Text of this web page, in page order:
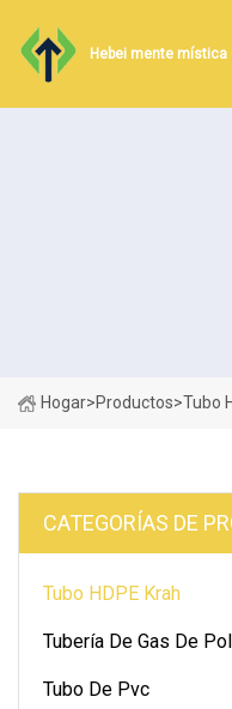
Hebei mente mística
Hogar>Productos>Tubo
CATEGORÍAS DE
Tubo HDPE Krah
Tubería De Gas De
Tubo De Pvc